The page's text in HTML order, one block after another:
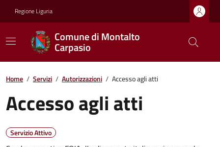
Regione Liguria
Comune di Montalto
Carpasio
Home / Servizi / Autorizzazioni / Accesso agli atti
Accesso agli atti
Servizio Attivo